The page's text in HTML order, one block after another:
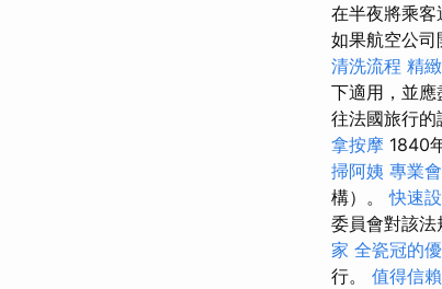
在半夜將乘客
如果航空公司
清洗流程 精
下適用，並
往法國旅行的
拿按摩 1840
掃阿姨 專業
構）。快速
委員會對該法
家 全瓷冠的
行。 值得信